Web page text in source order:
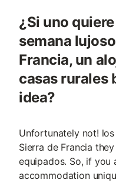
¿Si uno
semana
Francia, un
casas rurales
idea?
Unfortunately not!
Sierra de Francia
equipados. So, if you
accommodation